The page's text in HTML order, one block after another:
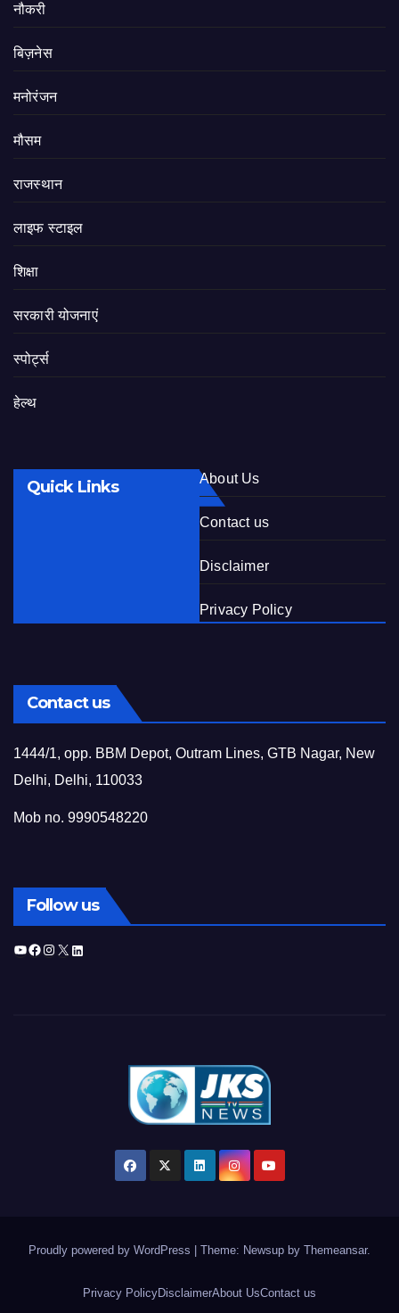
नौकरी
बिज़नेस
मनोरंजन
मौसम
राजस्थान
लाइफ स्टाइल
शिक्षा
सरकारी योजनाएं
स्पोर्ट्स
हेल्थ
Quick Links About Us
Contact us
Disclaimer
Privacy Policy
Contact us
1444/1, opp. BBM Depot, Outram Lines, GTB Nagar, New
Delhi, Delhi, 110033
Mob no. 9990548220
Follow us
YouTube
Facebook
Instagram
X LinkedIn
Proudly powered by WordPress Theme: Newsup by Themeansar.
Privacy PolicyDisclaimerAbout UsContact us